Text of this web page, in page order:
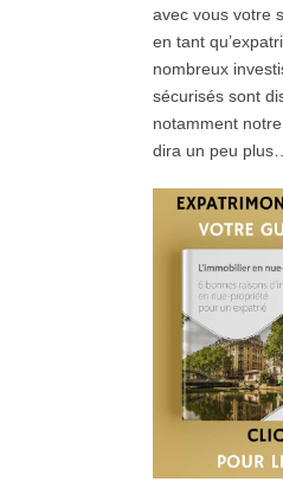
avec vous votre
en tant
nombreux
sécurisés sont
notamment
dira un peu plus…